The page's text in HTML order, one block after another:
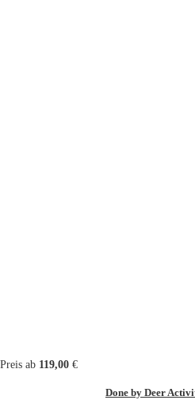
Preis ab 119,00 €
Done by Deer